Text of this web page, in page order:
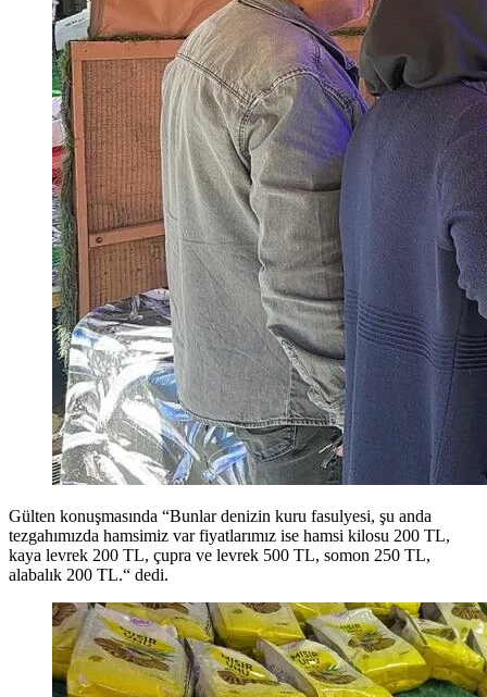
Gülten konuşmasında “Bunlar denizin kuru fasulyesi, şu anda
tezgahımızda hamsimiz var fiyatlarımız ise hamsi kilosu 200 TL,
kaya levrek 200 TL, çupra ve levrek 500 TL, somon 250 TL,
alabalık 200 TL.“ dedi.